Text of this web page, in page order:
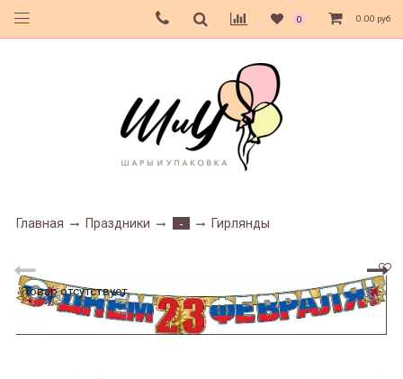
0 0.00 руб
Главная Праздники - Гирлянды
Товар отсутствует